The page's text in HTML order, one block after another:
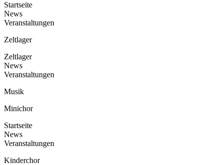
Startseite
News
Veranstaltungen
Zeltlager
Zeltlager
News
Veranstaltungen
Musik
Minichor
Startseite
News
Veranstaltungen
Kinderchor